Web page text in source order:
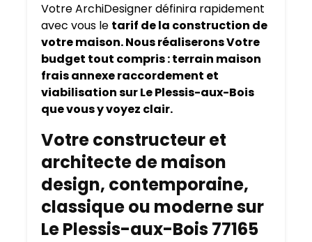
Votre ArchiDesigner définira rapidement
avec vous le tarif de la construction de
votre maison. Nous réaliserons Votre
budget tout compris : terrain maison
frais annexe raccordement et
viabilisation sur Le Plessis-aux-Bois
que vous y voyez clair.
Votre constructeur et
architecte de maison
design, contemporaine,
classique ou moderne sur
Le Plessis-aux-Bois 77165